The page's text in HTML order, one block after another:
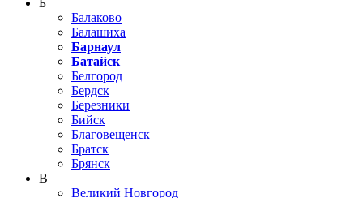
Балаково
Балашиха
Барнаул
Батайск
Белгород
Бердск
Березники
Бийск
Благовещенск
Братск
Брянск
В
Великий Новгород